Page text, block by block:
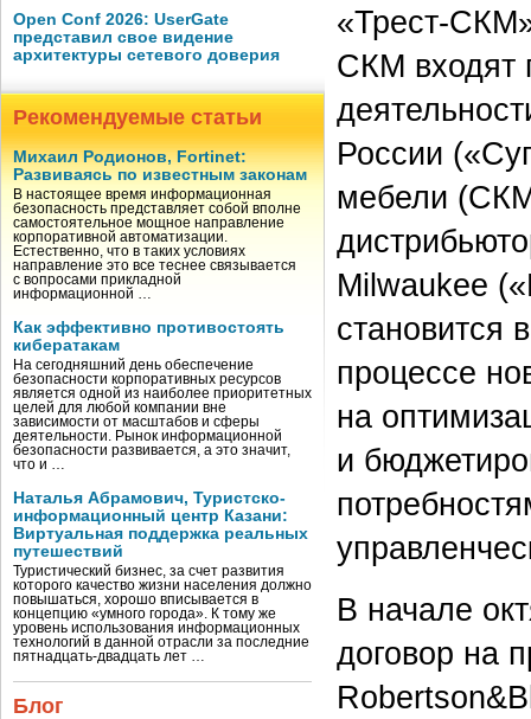
Open Conf 2026: UserGate
представил свое видение
архитектуры сетевого доверия
Рекомендуемые статьи
Михаил Родионов, Fortinet:
Развиваясь по известным законам
В настоящее время информационная
безопасность представляет собой вполне
самостоятельное мощное направление
корпоративной автоматизации.
Естественно, что в таких условиях
направление это все теснее связывается
с вопросами прикладной
информационной …
Как эффективно противостоять
кибератакам
На сегодняшний день обеспечение
безопасности корпоративных ресурсов
является одной из наиболее приоритетных
целей для любой компании вне
зависимости от масштабов и сферы
деятельности. Рынок информационной
безопасности развивается, а это значит,
что и …
Наталья Абрамович, Туристско-
информационный центр Казани:
Виртуальная поддержка реальных
путешествий
Туристический бизнес, за счет развития
которого качество жизни населения должно
повышаться, хорошо вписывается в
концепцию «умного города». К тому же
уровень использования информационных
технологий в данной отрасли за последние
пятнадцать-двадцать лет …
Блог
«Трест-
СКМ входят
России
мебели
Milwaukee
становится
процессе
на
и
В начале
договор на